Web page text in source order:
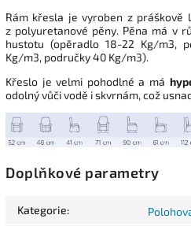
Rám křesla je vyroben z práškově
z polyuretanové pěny. Pěna má v
hustotu (opěradlo 18-22 Kg/m3,
Kg/m3, područky 40 Kg/m3).
Křeslo je velmi pohodlné a má
odolný vůči vodě i skvrnám, což
Doplňkové parametry
Kategorie: